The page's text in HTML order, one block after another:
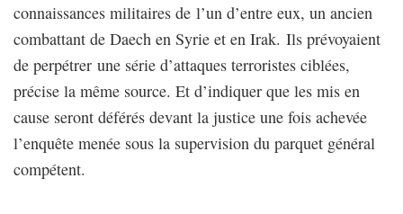
connaissances militaires de l’un d’entre eux, un ancien
combattant de Daech en Syrie et en Irak. Ils prévoyaient
de perpétrer une série d’attaques terroristes ciblées,
précise la même source. Et d’indiquer que les mis en
cause seront déférés devant la justice une fois achevée
l’enquête menée sous la supervision du parquet général
compétent.